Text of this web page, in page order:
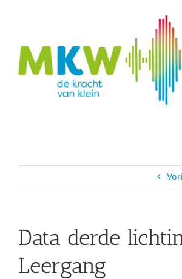
Data derde
Leergang